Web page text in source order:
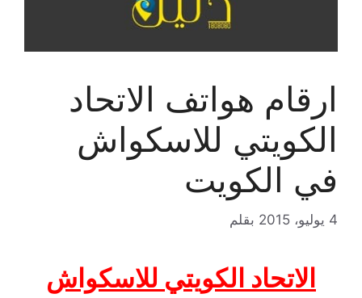
ارقام هواتف الاتحاد
الكويتي للاسكواش
في الكويت
4 يوليو، 2015 بقلم
الاتحاد الكويتي للاسكواش